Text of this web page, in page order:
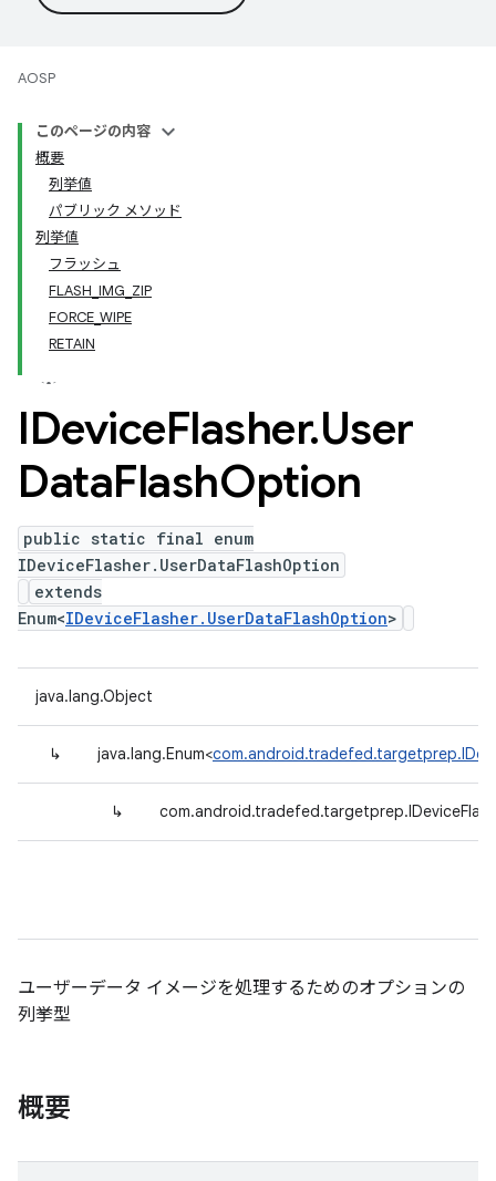
AOSP
このページの内容
概要
列挙値
パブリック メソッド
列挙値
フラッシュ
FLASH_IMG_ZIP
FORCE_WIPE
RETAIN
IDeviceFlasher.User
DataFlashOption
public static final enum
IDeviceFlasher.UserDataFlashOption
extends
Enum<IDeviceFlasher.UserDataFlashOption>
java.lang.Object
↳ java.lang.Enum<
↳
ユーザーデータ イメージを処理するためのオプションの
列挙型
概要